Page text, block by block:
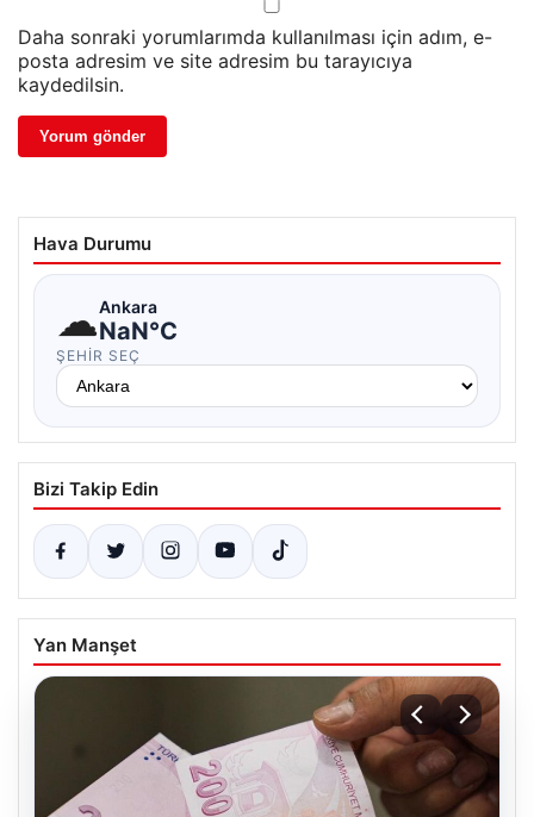
Daha sonraki yorumlarımda kullanılması için adım, e-
posta adresim ve site adresim bu tarayıcıya
kaydedilsin.
Hava Durumu
☁Ankara
NaN°C
ŞEHIR SEÇ
Bizi Takip Edin
Yan Manşet